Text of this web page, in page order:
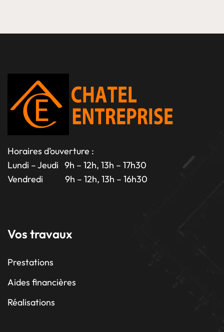
Horaires d’ouverture :
Lundi – Jeudi 9h – 12h, 13h – 17h30
Vendredi 9h – 12h, 13h – 16h30
Vos travaux
Prestations
Aides financières
Réalisations